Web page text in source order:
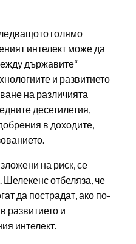
голямо
интелект може да
държавите“
и развитието
на различията
десетилетия,
в доходите,
на риск, се
отбеляза, че
да пострадат, ако по-
развитието и
интелект.